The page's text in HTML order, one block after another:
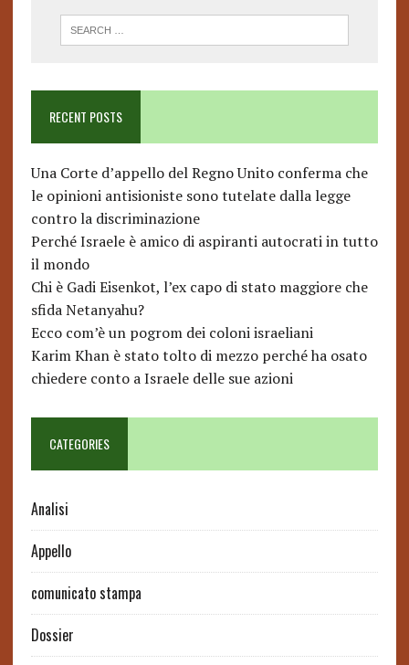
RECENT POSTS
Una Corte d’appello del Regno Unito conferma che
le opinioni antisioniste sono tutelate dalla legge
contro la discriminazione
Perché Israele è amico di aspiranti autocrati in tutto
il mondo
Chi è Gadi Eisenkot, l’ex capo di stato maggiore che
sfida Netanyahu?
Ecco com’è un pogrom dei coloni israeliani
Karim Khan è stato tolto di mezzo perché ha osato
chiedere conto a Israele delle sue azioni
CATEGORIES
Analisi
Appello
comunicato stampa
Dossier